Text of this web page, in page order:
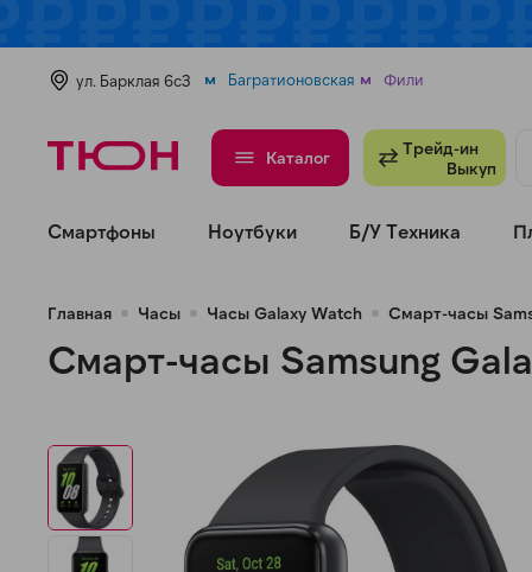
ул. Барклая 6с3 Багратионовская Фили
Каталог
Трейд-ин
Выкуп
Смартфоны Ноутбуки Б/У Техника
Главная Часы Часы Galaxy Watch Смарт-часы
Смарт-часы Samsung